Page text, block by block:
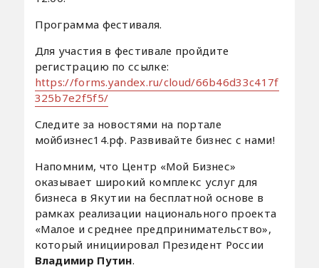
Программа фестиваля.
Для участия в фестивале пройдите
регистрацию по ссылке:
https://forms.yandex.ru/cloud/66b46d33c417f
325b7e2f5f5/
Следите за новостями на портале
мойбизнес14.рф. Развивайте бизнес с нами!
Напомним, что Центр «Мой Бизнес»
оказывает широкий комплекс услуг для
бизнеса в Якутии на бесплатной основе в
рамках реализации национального проекта
«Малое и среднее предпринимательство»,
который инициировал Президент России
Владимир Путин.